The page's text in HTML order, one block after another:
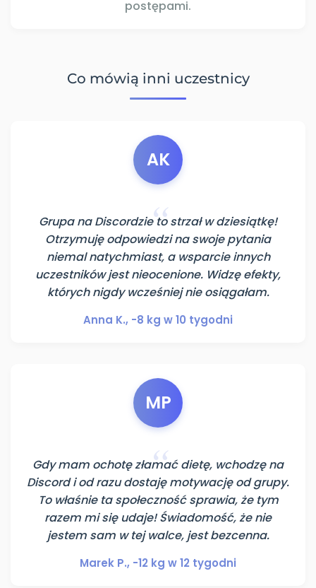
postępami.
Co mówią inni uczestnicy
AK
Grupa na Discordzie to strzał w dziesiątkę!
Otrzymuję odpowiedzi na swoje pytania
niemal natychmiast, a wsparcie innych
uczestników jest nieocenione. Widzę efekty,
których nigdy wcześniej nie osiągałam.
Anna K., -8 kg w 10 tygodni
MP
Gdy mam ochotę złamać dietę, wchodzę na
Discord i od razu dostaję motywację od grupy.
To właśnie ta społeczność sprawia, że tym
razem mi się udaje! Świadomość, że nie
jestem sam w tej walce, jest bezcenna.
Marek P., -12 kg w 12 tygodni